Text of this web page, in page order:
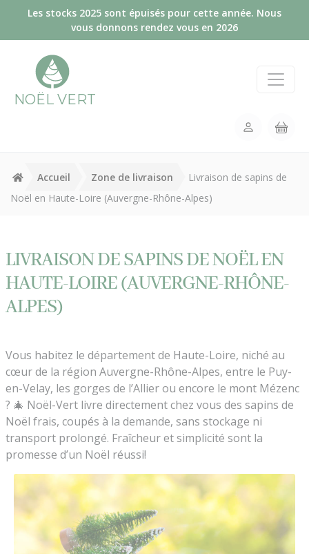
Panneau de gestion des cookies
Les stocks 2025 sont épuisés pour cette année. Nous
vous donnons rendez vous en 2026
NOËL VERT
Accueil Zone de livraison
Livraison de sapins de
Noël en Haute-Loire (Auvergne-Rhône-Alpes)
LIVRAISON DE SAPINS DE NOËL EN
HAUTE-LOIRE (AUVERGNE-RHÔNE-
ALPES)
Vous habitez le département de Haute-Loire, niché au
cœur de la région Auvergne-Rhône-Alpes, entre le Puy-
en-Velay, les gorges de l’Allier ou encore le mont Mézenc
? 🎄 Noël-Vert livre directement chez vous des sapins de
Noël frais, coupés à la demande, sans stockage ni
transport prolongé. Fraîcheur et simplicité sont la
promesse d’un Noël réussi!